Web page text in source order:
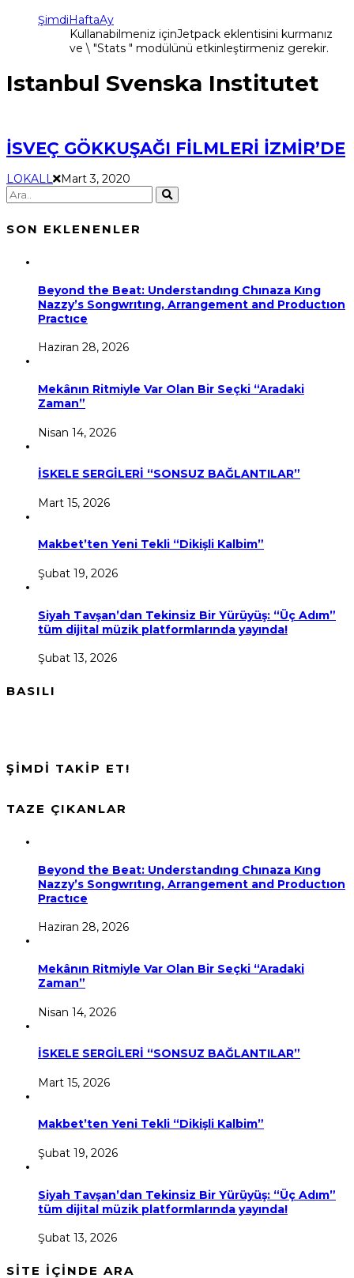
ŞimdiHaftaAy
Kullanabilmeniz içinJetpack eklentisini kurmanız
ve \ "Stats " modülünü etkinleştirmeniz gerekir.
Istanbul Svenska Institutet
İSVEÇ GÖKKUŞAĞI FİLMLERİ İZMİR’DE
LOKALL Mart 3, 2020
SON EKLENENLER
Beyond the Beat: Understandıng Chınaza Kıng
Nazzy’s Songwrıtıng, Arrangement and Productıon
Practıce
Haziran 28, 2026
Mekânın Ritmiyle Var Olan Bir Seçki “Aradaki
Zaman”
Nisan 14, 2026
İSKELE SERGİLERİ “SONSUZ BAĞLANTILAR”
Mart 15, 2026
Makbet’ten Yeni Tekli “Dikişli Kalbim”
Şubat 19, 2026
Siyah Tavşan’dan Tekinsiz Bir Yürüyüş: “Üç Adım”
tüm dijital müzik platformlarında yayında!
Şubat 13, 2026
BASILI
ŞİMDİ TAKİP ET!
TAZE ÇIKANLAR
Beyond the Beat: Understandıng Chınaza Kıng
Nazzy’s Songwrıtıng, Arrangement and Productıon
Practıce
Haziran 28, 2026
Mekânın Ritmiyle Var Olan Bir Seçki “Aradaki
Zaman”
Nisan 14, 2026
İSKELE SERGİLERİ “SONSUZ BAĞLANTILAR”
Mart 15, 2026
Makbet’ten Yeni Tekli “Dikişli Kalbim”
Şubat 19, 2026
Siyah Tavşan’dan Tekinsiz Bir Yürüyüş: “Üç Adım”
tüm dijital müzik platformlarında yayında!
Şubat 13, 2026
SİTE İÇİNDE ARA